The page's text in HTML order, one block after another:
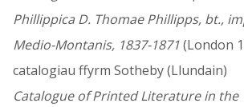
Phillippica D. Thomae Phillipps, bt.,
Medio-Montanis, 1837-1871(London
catalogiau ffyrm Sotheby (Llundain)
Catalogue of Printed Literature in the